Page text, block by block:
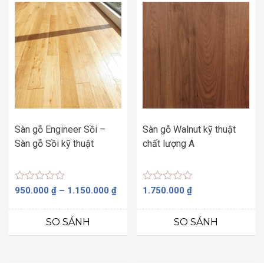
Sàn gỗ Engineer Sồi –
Sàn gỗ Sồi kỹ thuật
Được
hạng
sao
950.000 ₫ – 1.150.000 ₫Khoảng
SO SÁNH
Sàn gỗ Walnut kỹ thuật
chất lượng A
Được
hạng
sao
1.750.000₫
SO SÁNH